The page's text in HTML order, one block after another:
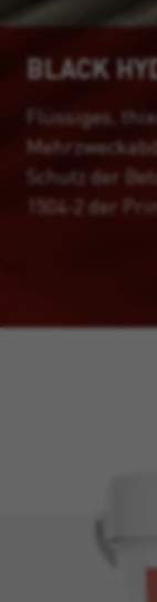
BLACK
Flüssiges,
Schutz der
1504-2 der